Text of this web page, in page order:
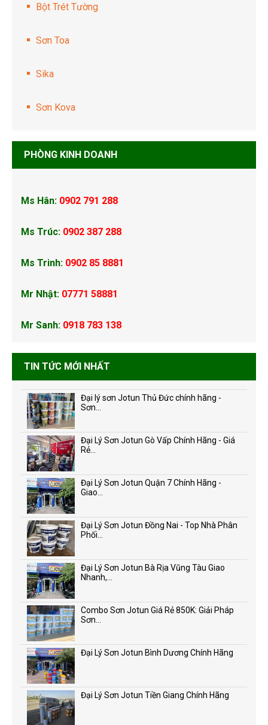
Bột Trét Tường
Sơn Toa
Sika
Sơn Kova
PHÒNG KINH DOANH
Ms Hân: 0902 791 288
Ms Trúc: 0902 387 288
Ms Trinh: 0902 85 8881
Mr Nhật: 07771 58881
Mr Sanh: 0918 783 138
TIN TỨC MỚI NHẤT
Đại lý sơn Jotun Thủ Đức chính hãng -
Sơn...
Đại Lý Sơn Jotun Gò Vấp Chính Hãng - Giá
Rẻ...
Đại Lý Sơn Jotun Quận 7 Chính Hãng -
Giao...
Đại Lý Sơn Jotun Đồng Nai - Top Nhà Phân
Phối...
Đại Lý Sơn Jotun Bà Rịa Vũng Tàu Giao
Nhanh,...
Combo Sơn Jotun Giá Rẻ 850K: Giải Pháp
Sơn...
Đại Lý Sơn Jotun Bình Dương Chính Hãng
Đại Lý Sơn Jotun Tiền Giang Chính Hãng